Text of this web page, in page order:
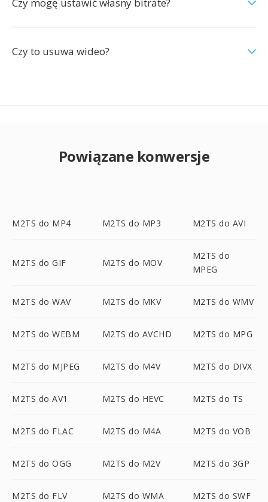
Czy to usuwa wideo?
Powiązane konwersje
M2TS do MP4 M2TS do MP3 M2TS do AVI
M2TS do GIF M2TS do MOV
M2TS do
MPEG
M2TS do WAV M2TS do MKV M2TS do WMV
M2TS do WEBM M2TS do AVCHD M2TS do MPG
M2TS do MJPEG M2TS do M4V M2TS do DIVX
M2TS do AV1 M2TS do HEVC M2TS do TS
M2TS do FLAC M2TS do M4A M2TS do VOB
M2TS do OGG M2TS do M2V M2TS do 3GP
M2TS do FLV M2TS do WMA M2TS do SWF